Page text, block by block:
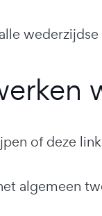
of deze
algemeen